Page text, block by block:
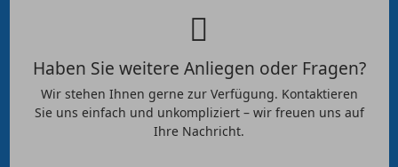
Haben Sie weitere Anliegen oder Fragen?
Wir stehen Ihnen gerne zur Verfügung. Kontaktieren
Sie uns einfach und unkompliziert – wir freuen uns auf
Ihre Nachricht.